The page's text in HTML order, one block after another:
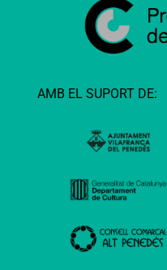
AMB EL SUPORT DE: